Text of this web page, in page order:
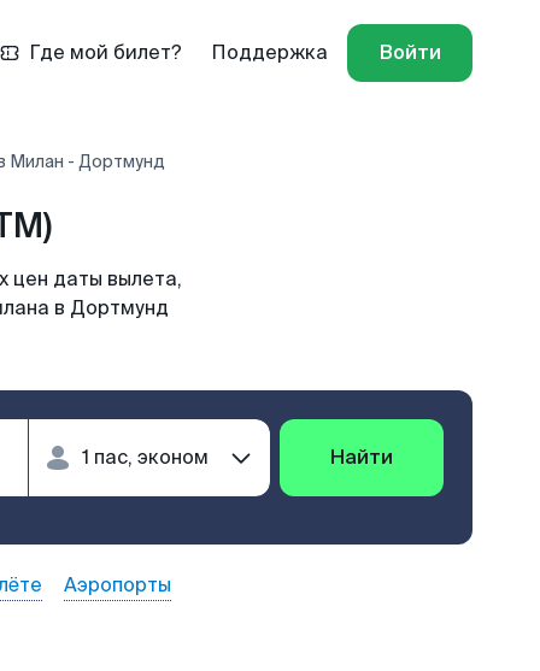
Где мой билет? Поддержка Войти
Милан - Дортмунд
цен даты вылета,
в Дортмунд
Найти
Аэропорты